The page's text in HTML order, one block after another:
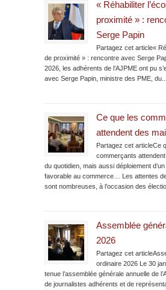
« Réhabiliter
proximité » :
Serge Papin
Partagez cet article«
de proximité » : rencontre avec Serge
2026, les adhérents de l’AJPME ont pu
avec Serge Papin, ministre des PME, du...
Ce que les
attendent des
Partagez cet articleCe
commerçants
du quotidien, mais aussi déploiement
favorable au commerce… Les attentes
sont nombreuses, à l’occasion des
Assemblée
2026
Partagez cet
ordinaire 2026 Le 30
tenue l’assemblée générale annuelle de
de journalistes adhérents et de